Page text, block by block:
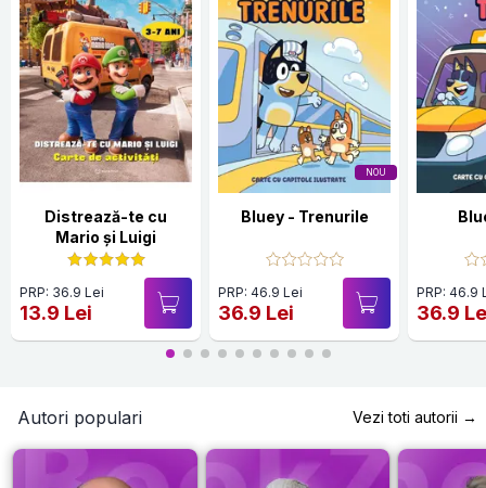
Distrează-te cu
Mario și Luigi
PRP: 36.9 Lei
13.9 Lei
NOU
Bluey - Trenurile
PRP: 46.9 Lei
36.9 Lei
PRP: 46.9
36.9
Autori populari Vezi toti autorii →